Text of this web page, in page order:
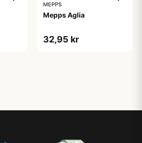
MEPPS
Mepps Aglia
32,95 kr